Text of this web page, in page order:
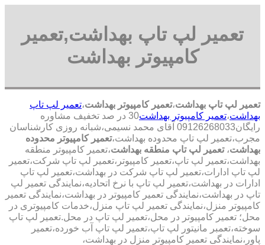
تعمیر لپ تاپ بهداشت,تعمیر
کامپیوتر بهداشت
تعمیر لپ تاپ بهداشت،تعمیر کامپیوتر بهداشت،تعمیر لپ تاپ
بهداشت،تعمیر کامپیوتر بهداشت
30 در صد تخفیف مشاوره
رایگان09126268033 آقای محمد نسیمی،شبانه روزی کارشناسان
مجرب،تعمیر لپ تاپ محدوده بهداشت،تعمیر کامپیوتر محدوده
بهداشت، تعمیر لپ تاپ منطقه بهداشت،تعمیر کامپیوتر منطقه
بهداشت،تعمیر لپ تاپ،تعمیر کامپیوتر،تعمیر لپ تاپ شرکت،تعمیر
لپ تاپ ادارات،تعمیر لپ تاپ شرکت در بهداشت،تعمیر لپ تاپ
ادارات در بهداشت،تعمیر لپ تاپ با نرخ اتحادیه،نمایندگی تعمیر لپ
تاپ در بهداشت،نمایندگی تعمیر کامپیوتر در بهداشت،نمایندگی تعمیر
کامپیوتر منزل،نمایندگی تعمیر لپ تاپ منزل،خدمات کامپیوتری در
محل؛ تعمیر کامپیوتر در محل،تعمیر لپ تاپ در محل.تعمیر لپ تاپ
سوخته،تعمبر مانیتور لپ تاپ،تعمیر لپ تاپ آب خورده،تعمیر
پاور،نمایندگی تعمیر کامپیوتر منزل در بهداشت،